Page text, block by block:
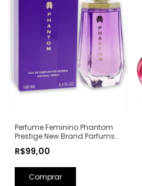
Perfume Feminino Phantom
Prestige New Brand Parfums
Eau de Parfum - 100ml (Ref.
Olfativa: Alien Mugler)
R$99,00